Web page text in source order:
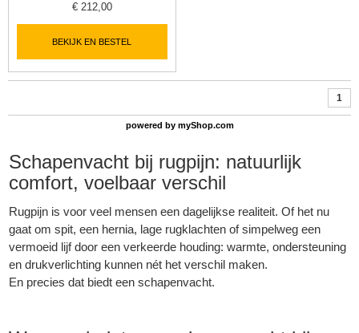
€ 212,00
BEKIJK EN BESTEL
1
powered by myShop.com
Schapenvacht bij rugpijn: natuurlijk
comfort, voelbaar verschil
Rugpijn is voor veel mensen een dagelijkse realiteit. Of het nu
gaat om spit, een hernia, lage rugklachten of simpelweg een
vermoeid lijf door een verkeerde houding: warmte, ondersteuning
en drukverlichting kunnen nét het verschil maken.
En precies dat biedt een schapenvacht.